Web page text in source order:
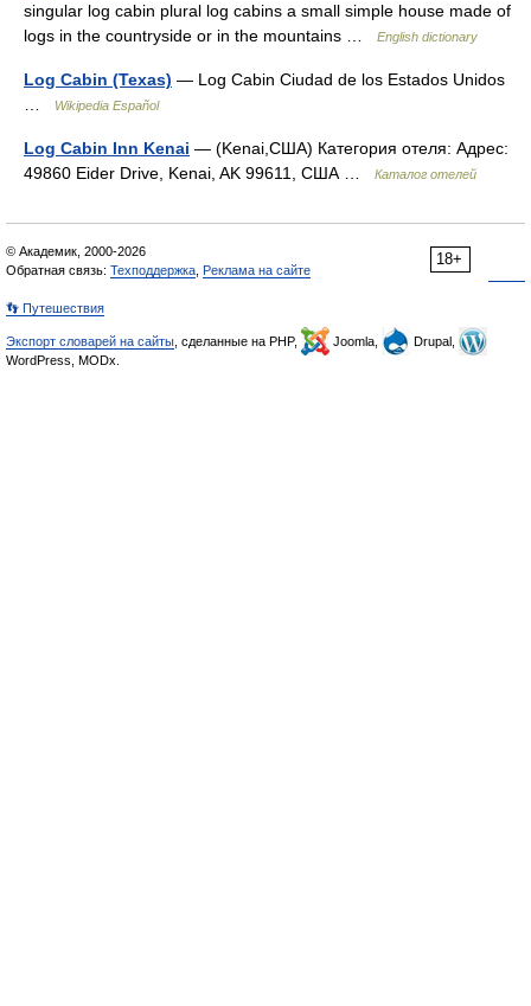
singular log cabin plural log cabins a small simple house made of
logs in the countryside or in the mountains …
English dictionary
Log Cabin (Texas) — Log Cabin Ciudad de los Estados Unidos
Wikipedia Español
Log Cabin Inn Kenai — (Kenai,США) Категория отеля: Адрес:
49860 Eider Drive, Kenai, AK 99611, США …
Каталог отелей
18+
© Академик, 2000-2026
Обратная связь: Техподдержка Реклама на сайте
👣 Путешествия
Экспорт словарей на сайты , сделанные на PHP, Joomla,
Drupal,
WordPress, MODx.